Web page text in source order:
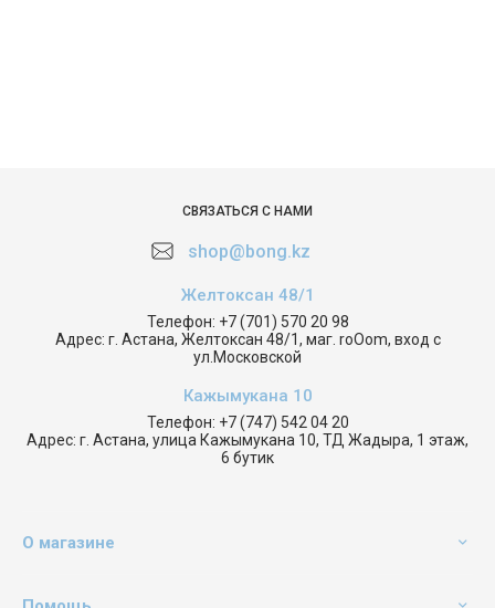
СВЯЗАТЬСЯ С НАМИ
shop@bong.kz
Желтоксан 48/1
Телефон: +7 (701) 570 20 98
Адрес: г. Астана, Желтоксан 48/1, маг. roOom, вход с
ул.Московской
Кажымукана 10
Телефон: +7 (747) 542 04 20
Адрес: г. Астана, улица Кажымукана 10, ТД Жадыра, 1 этаж,
6 бутик
О магазине